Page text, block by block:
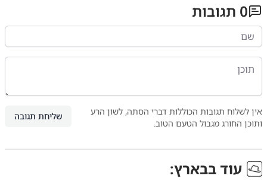
0 תגובות
אין לשלוח תגובות הכוללות דברי הסתה, לשון הרע
ותוכן החורג מגבול הטעם הטוב.
שליחת תגובה
עוד בבארץ: